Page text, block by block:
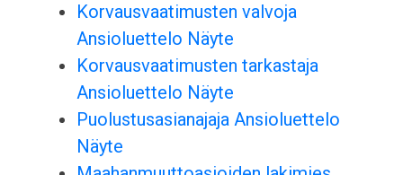
Korvausvaatimusten valvoja
Ansioluettelo Näyte
Korvausvaatimusten tarkastaja
Ansioluettelo Näyte
Puolustusasianajaja Ansioluettelo
Näyte